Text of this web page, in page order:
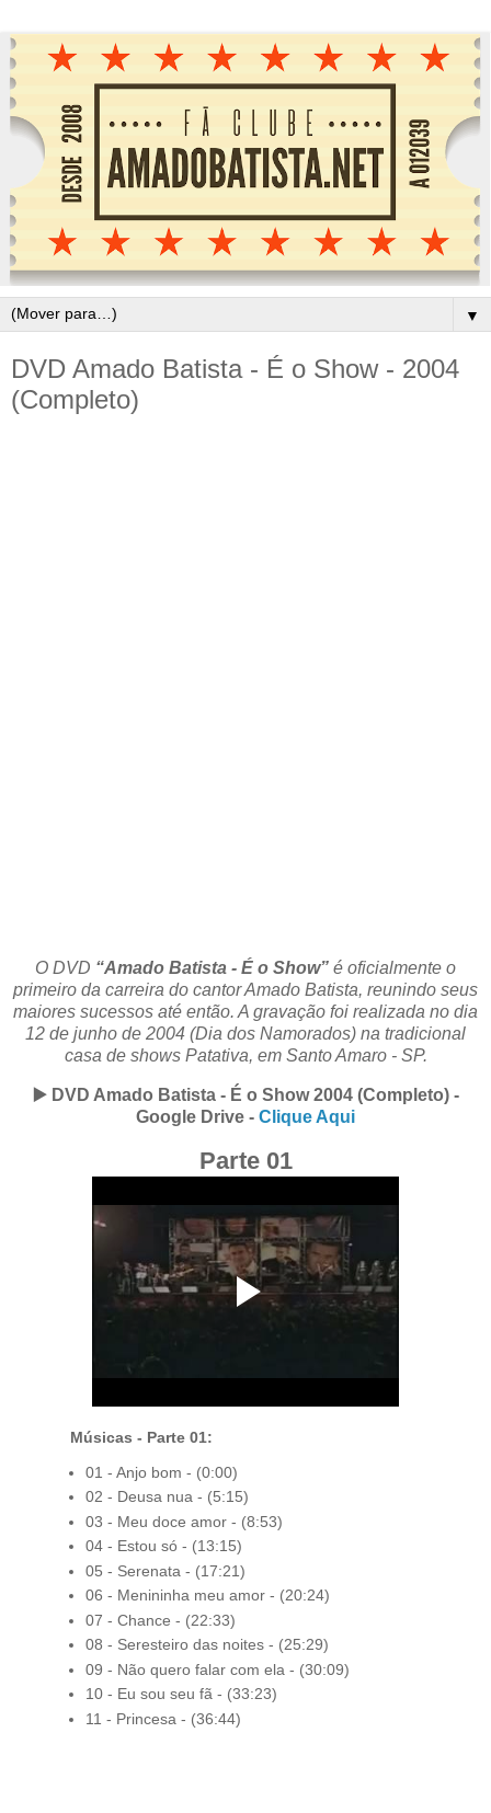
▼
DVD Amado Batista - É o Show - 2004
(Completo)
O DVD “Amado Batista - É o Show” é oficialmente o
primeiro da carreira do cantor Amado Batista, reunindo seus
maiores sucessos até então. A gravação foi realizada no dia
12 de junho de 2004 (Dia dos Namorados) na tradicional
casa de shows Patativa, em Santo Amaro - SP.
▶️ DVD Amado Batista - É o Show 2004 (Completo) -
Google Drive - Clique Aqui
Parte 01
Músicas - Parte 01:
01 - Anjo bom - (0:00)
02 - Deusa nua - (5:15)
03 - Meu doce amor - (8:53)
04 - Estou só - (13:15)
05 - Serenata - (17:21)
06 - Menininha meu amor - (20:24)
07 - Chance - (22:33)
08 - Seresteiro das noites - (25:29)
09 - Não quero falar com ela - (30:09)
10 - Eu sou seu fã - (33:23)
11 - Princesa - (36:44)